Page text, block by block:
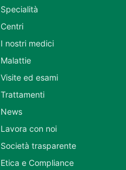
Specialità
Centri
I nostri medici
Malattie
Visite ed esami
Trattamenti
News
Lavora con noi
Società trasparente
Etica e Compliance